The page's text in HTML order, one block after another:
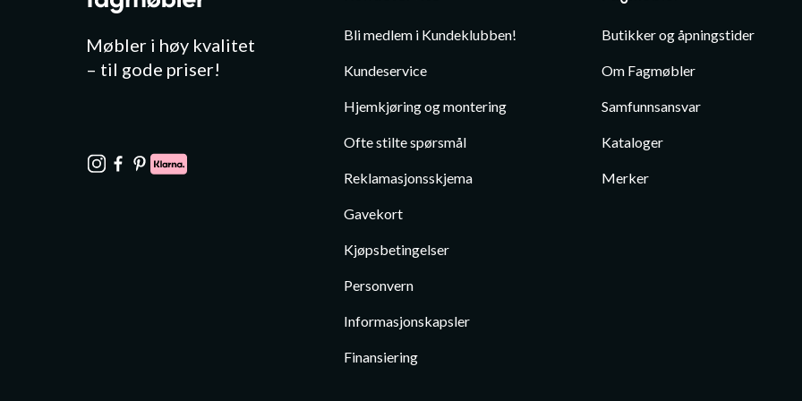
Møbler i høy kvalitet
– til gode priser!
Bli medlem i Kundeklubben!
Kundeservice
Hjemkjøring og montering
Ofte stilte spørsmål
Reklamasjonsskjema
Gavekort
Kjøpsbetingelser
Personvern
Informasjonskapsler
Finansiering
Butikker og åpningstider
Om Fagmøbler
Samfunnsansvar
Kataloger
Merker